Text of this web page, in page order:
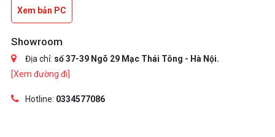
Xem bản PC
Showroom
Địa chỉ: số 37-39 Ngõ 29 Mạc Thái Tông - Hà Nội.
[Xem đường đi]
Hotline: 0334577086